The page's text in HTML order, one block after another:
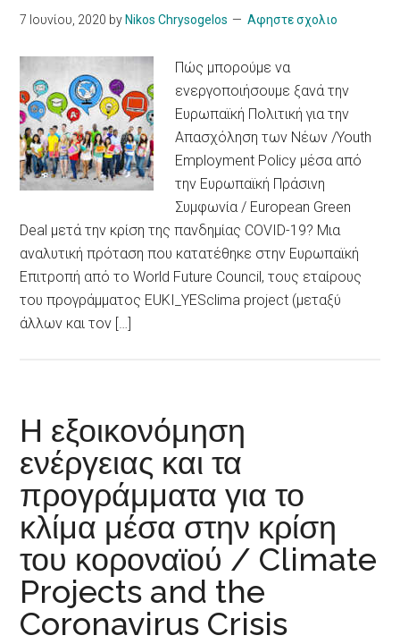
7 Ιουνίου, 2020 by Nikos Chrysogelos Αφηστε σχολιο
Πώς μπορούμε να
ενεργοποιήσουμε ξανά την
Ευρωπαϊκή Πολιτική για την
Απασχόληση των Νέων /Youth
Employment Policy μέσα από
την Ευρωπαϊκή Πράσινη
Συμφωνία / European Green
Deal μετά την κρίση της πανδημίας COVID-19? Μια
αναλυτική πρόταση που κατατέθηκε στην Ευρωπαϊκή
Επιτροπή από το World Future Council, τους εταίρους
του προγράμματος EUKI_YESclima project (μεταξύ
άλλων και τον […]
Η εξοικονόμηση
ενέργειας και τα
προγράμματα για το
κλίμα μέσα στην κρίση
του κοροναϊού / Climate
Projects and the
Coronavirus Crisis